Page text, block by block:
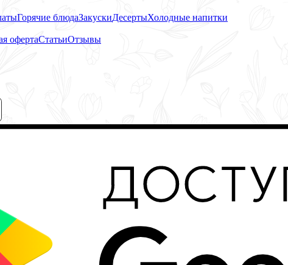
Горячие блюдаЗакускиДесертыХолодные напитки
офертаСтатьиОтзывы